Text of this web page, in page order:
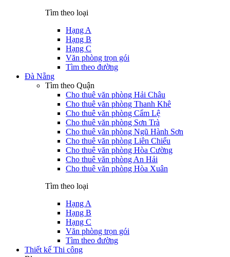
Tìm theo loại
Hạng A
Hạng B
Hạng C
Văn phòng trọn gói
Tìm theo đường
Đà Nẵng
Tìm theo Quận
Cho thuê văn phòng Hải Châu
Cho thuê văn phòng Thanh Khê
Cho thuê văn phòng Cẩm Lệ
Cho thuê văn phòng Sơn Trà
Cho thuê văn phòng Ngũ Hành Sơn
Cho thuê văn phòng Liên Chiểu
Cho thuê văn phòng Hòa Cường
Cho thuê văn phòng An Hải
Cho thuê văn phòng Hòa Xuân
Tìm theo loại
Hạng A
Hạng B
Hạng C
Văn phòng trọn gói
Tìm theo đường
Thiết kế Thi công